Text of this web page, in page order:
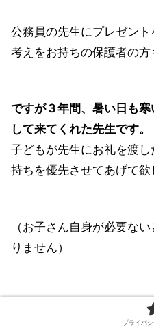
公務員の先生にプレゼン
考えをお持ちの保護者の方
ですが３年間、暑い日も
して来てくれた先生です。
子どもが先生にお礼を渡
持ちを優先させてあげて欲
（お子さん自身が必要な
りません）
娘と息子の通う中学・高
業式の日など、どの部活
プライバ